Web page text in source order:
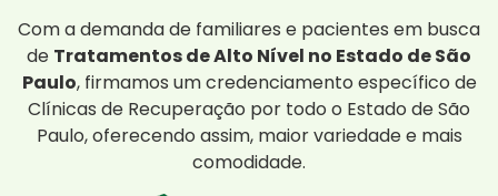
Com a demanda de familiares e pacientes em busca
de Tratamentos de Alto Nível no Estado de São
Paulo, firmamos um credenciamento específico de
Clínicas de Recuperação por todo o Estado de São
Paulo, oferecendo assim, maior variedade e mais
comodidade.